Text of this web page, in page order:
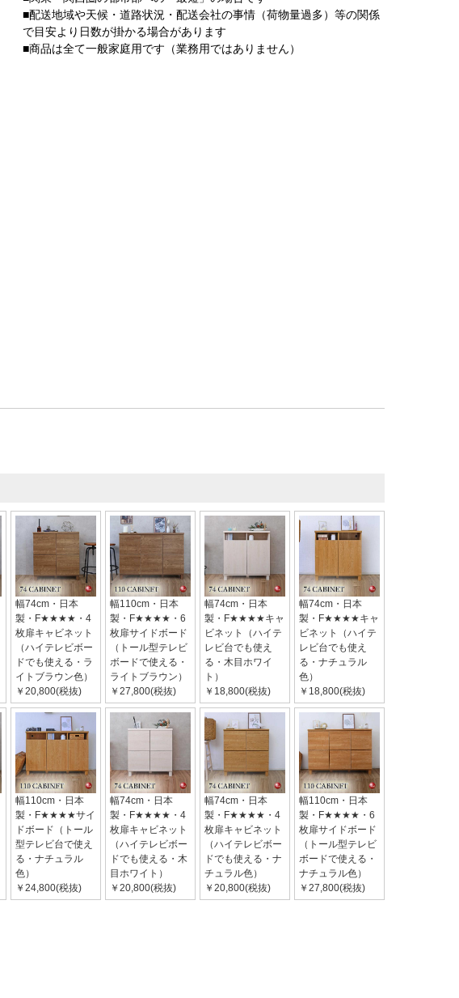
■配送地域や天候・道路状況・配送会社の事情（荷物量過多）等の関係
で目安より日数が掛かる場合があります
■商品は全て一般家庭用です（業務用ではありません）
幅74cm・日本
製・F★★★★・4
枚扉キャビネット
（ハイテレビボー
ドでも使える・ラ
イトブラウン色）
￥20,800(税抜)
幅110cm・日本
製・F★★★★・6
枚扉サイドボード
（トール型テレビ
ボードで使える・
ライトブラウン）
￥27,800(税抜)
幅74cm・日本
製・F★★★★キャ
ビネット（ハイテ
レビ台でも使え
る・木目ホワイ
ト）
￥18,800(税抜)
幅74cm・日本
製・F★★★★キャ
ビネット（ハイテ
レビ台でも使え
る・ナチュラル
色）
￥18,800(税抜)
幅110cm・日本
製・F★★★★サイ
ドボード（トール
型テレビ台で使え
る・ナチュラル
色）
￥24,800(税抜)
幅74cm・日本
製・F★★★★・4
枚扉キャビネット
（ハイテレビボー
ドでも使える・木
目ホワイト）
￥20,800(税抜)
幅74cm・日本
製・F★★★★・4
枚扉キャビネット
（ハイテレビボー
ドでも使える・ナ
チュラル色）
￥20,800(税抜)
幅110cm・日本
製・F★★★★・6
枚扉サイドボード
（トール型テレビ
ボードで使える・
ナチュラル色）
￥27,800(税抜)